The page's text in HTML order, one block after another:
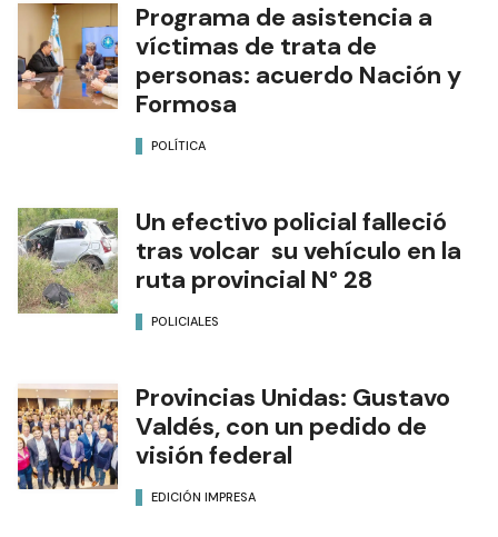
Programa de asistencia a
víctimas de trata de
personas: acuerdo Nación y
Formosa
POLÍTICA
Un efectivo policial falleció
tras volcar su vehículo en la
ruta provincial N° 28
POLICIALES
Provincias Unidas: Gustavo
Valdés, con un pedido de
visión federal
EDICIÓN IMPRESA